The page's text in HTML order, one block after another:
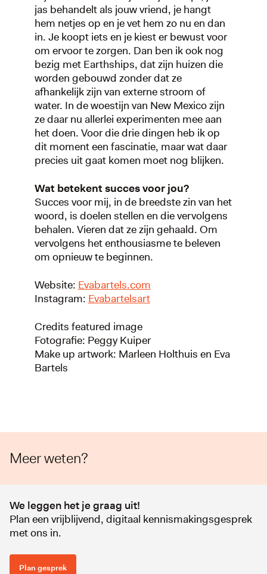
jas behandelt als jouw vriend, je hangt
hem netjes op en je vet hem zo nu en dan
in. Je koopt iets en je kiest er bewust voor
om ervoor te zorgen. Dan ben ik ook nog
bezig met Earthships, dat zijn huizen die
worden gebouwd zonder dat ze
afhankelijk zijn van externe stroom of
water. In de woestijn van New Mexico zijn
ze daar nu allerlei experimenten mee aan
het doen. Voor die drie dingen heb ik op
dit moment een fascinatie, maar wat daar
precies uit gaat komen moet nog blijken.
Wat betekent succes voor jou?
Succes voor mij, in de breedste zin van het
woord, is doelen stellen en die vervolgens
behalen. Vieren dat ze zijn gehaald. Om
vervolgens het enthousiasme te beleven
om opnieuw te beginnen.
Website: Evabartels.com
Instagram: Evabartelsart
Credits featured image
Fotografie: Peggy Kuiper
Make up artwork: Marleen Holthuis en Eva
Bartels
Meer weten?
We leggen het je graag uit!
Plan een vrijblijvend, digitaal kennismakingsgesprek
met ons in.
Plan gesprek